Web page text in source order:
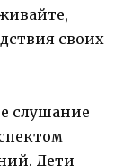
своих
слушание
Дети